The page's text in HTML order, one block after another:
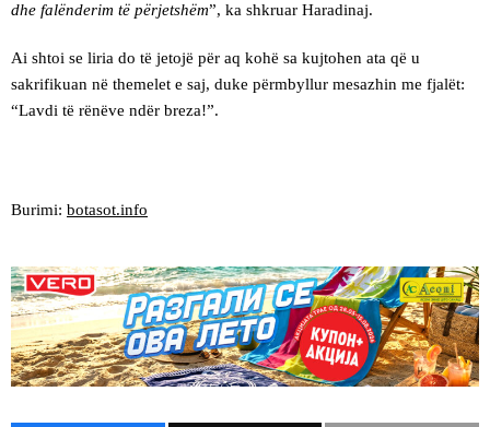
dhe falënderim të përjetshëm”, ka shkruar Haradinaj.
Ai shtoi se liria do të jetojë për aq kohë sa kujtohen ata që u
sakrifikuan në themelet e saj, duke përmbyllur mesazhin me fjalët:
“Lavdi të rënëve ndër breza!”.
Burimi: botasot.info